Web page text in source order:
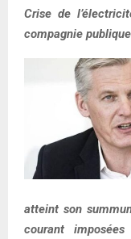
Crise de
compagnie
atteint son
courant